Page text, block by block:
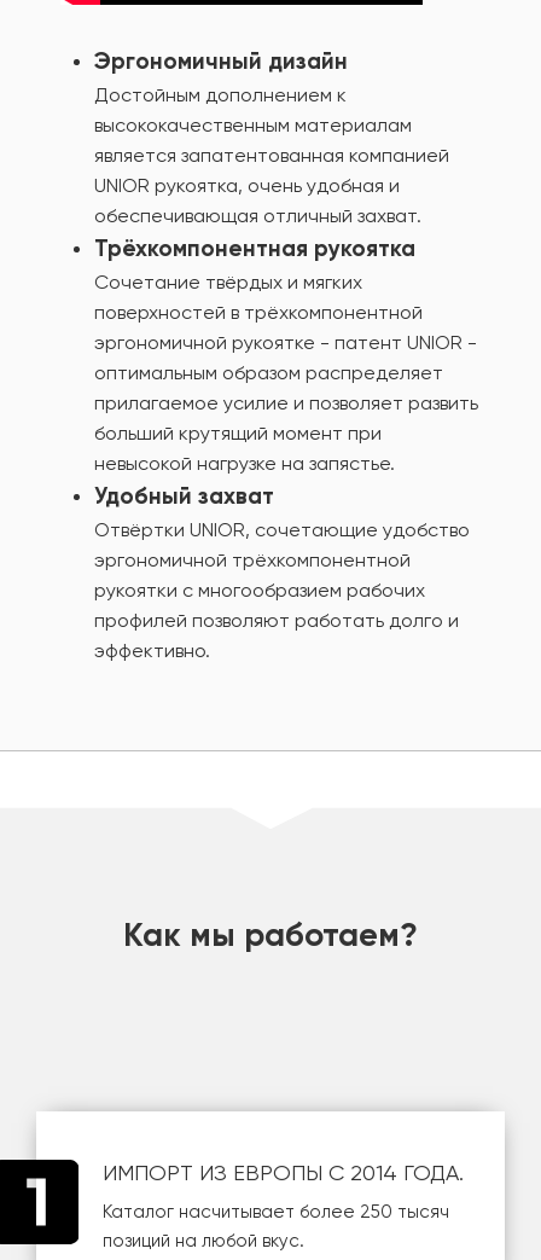
Эргономичный дизайн
Достойным дополнением к
высококачественным материалам
является запатентованная компанией
UNIOR рукоятка, очень удобная и
обеспечивающая отличный захват.
Трёхкомпонентная рукоятка
Сочетание твёрдых и мягких
поверхностей в трёхкомпонентной
эргономичной рукоятке - патент UNIOR -
оптимальным образом распределяет
прилагаемое усилие и позволяет развить
больший крутящий момент при
невысокой нагрузке на запястье.
Удобный захват
Отвёртки UNIOR, сочетающие удобство
эргономичной трёхкомпонентной
рукоятки с многообразием рабочих
профилей позволяют работать долго и
эффективно.
Как мы работаем?
ИМПОРТ ИЗ ЕВРОПЫ С 2014 ГОДА.
Каталог насчитывает более 250 тысяч
позиций на любой вкус.